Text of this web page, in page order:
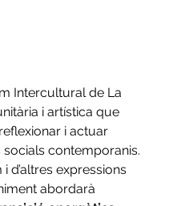
Intercultural de La
i artística que
i actuar
contemporanis.
d’altres expressions
abordarà